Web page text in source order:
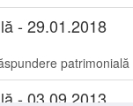
- 29.01.2018
- 03.09.2013